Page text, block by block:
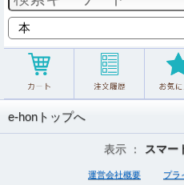
e-honトップへ
表示 ： スマー
運営会社概要 プラ